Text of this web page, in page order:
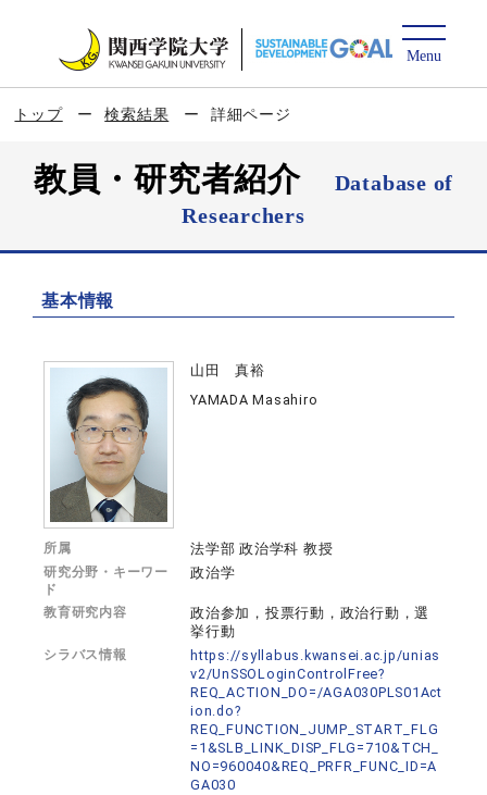
トップ 検索結果 詳細ページ
教員・研究者紹介
Database of
Researchers
基本情報
山田 真裕
YAMADA Masahiro
所属 法学部 政治学科 教授
研究分野・キーワー
ド
政治学
教育研究内容
政治参加，投票行動，政治行動，選
挙行動
シラバス情報
https://syllabus.kwansei.ac.jp/unias
v2/UnSSOLoginControlFree?
REQ_ACTION_DO=/AGA030PLS01Act
ion.do?
REQ_FUNCTION_JUMP_START_FLG
=1&SLB_LINK_DISP_FLG=710&TCH_
NO=960040&REQ_PRFR_FUNC_ID=A
GA030